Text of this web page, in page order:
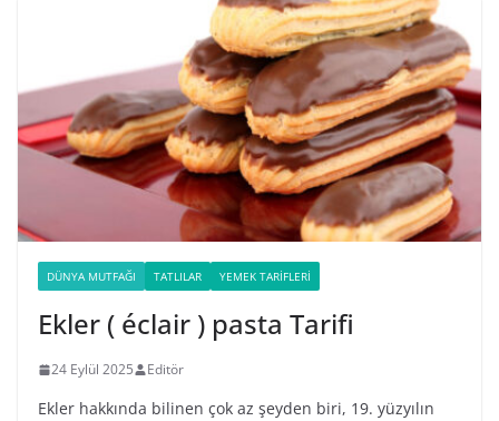
DÜNYA MUTFAĞI TATLILAR YEMEK TARIFLERI
Ekler ( éclair ) pasta Tarifi
24 Eylül 2025 Editör
Ekler hakkında bilinen çok az şeyden biri, 19. yüzyılın